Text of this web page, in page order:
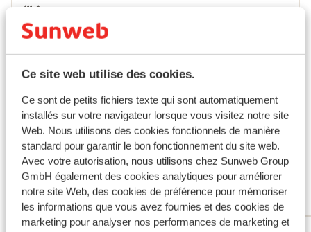
Ce site web utilise des cookies.
Ce sont de petits fichiers texte qui sont automatiquement
installés sur votre navigateur lorsque vous visitez notre site
Web. Nous utilisons des cookies fonctionnels de manière
standard pour garantir le bon fonctionnement du site web.
Avec votre autorisation, nous utilisons chez Sunweb Group
GmbH également des cookies analytiques pour améliorer
notre site Web, des cookies de préférence pour mémoriser
les informations que vous avez fournies et des cookies de
marketing pour analyser nos performances de marketing et
Infos vol
Ce sont des avis clients 100 % authentiques qui
reflètent fidèlement leur expérience avec notre
produit.En savoir plus sur les avis
7.8 Très bien
16 avis
Réservé principalement par couples